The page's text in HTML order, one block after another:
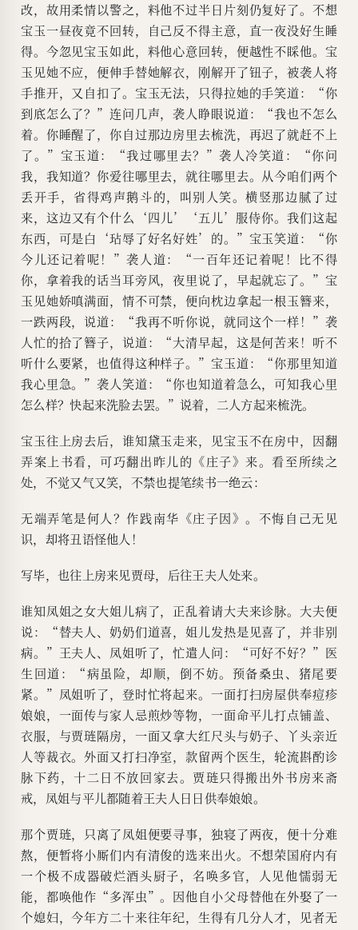
改，故用柔情以警之，料他不过半日片刻仍复好了。不想
宝玉一昼夜竟不回转，自己反不得主意，直一夜没好生睡
得。今忽见宝玉如此，料他心意回转，便越性不睬他。宝
玉见她不应，便伸手替她解衣，刚解开了钮子，被袭人将
手推开，又自扣了。宝玉无法，只得拉她的手笑道：“你
到底怎么了？”连问几声，袭人睁眼说道：“我也不怎么
着。你睡醒了，你自过那边房里去梳洗，再迟了就赶不上
了。”宝玉道：“我过哪里去？”袭人冷笑道：“你问
我，我知道？你爱往哪里去，就往哪里去。从今咱们两个
丢开手，省得鸡声鹅斗的，叫别人笑。横竖那边腻了过
来，这边又有个什么‘四儿’‘五儿’服侍你。我们这起
东西，可是白‘玷辱了好名好姓’的。”宝玉笑道：“你
今儿还记着呢！”袭人道：“一百年还记着呢！比不得
你，拿着我的话当耳旁风，夜里说了，早起就忘了。”宝
玉见她娇嗔满面，情不可禁，便向枕边拿起一根玉簪来，
一跌两段，说道：“我再不听你说，就同这个一样！”袭
人忙的拾了簪子，说道：“大清早起，这是何苦来！听不
听什么要紧，也值得这种样子。”宝玉道：“你那里知道
我心里急。”袭人笑道：“你也知道着急么，可知我心里
怎么样？快起来洗脸去罢。”说着，二人方起来梳洗。
宝玉往上房去后，谁知黛玉走来，见宝玉不在房中，因翻
弄案上书看，可巧翻出昨儿的《庄子》来。看至所续之
处，不觉又气又笑，不禁也提笔续书一绝云：
无端弄笔是何人？作践南华《庄子因》。不悔自己无见
识，却将丑语怪他人！
写毕，也往上房来见贾母，后往王夫人处来。
谁知凤姐之女大姐儿病了，正乱着请大夫来诊脉。大夫便
说：“替夫人、奶奶们道喜，姐儿发热是见喜了，并非别
病。”王夫人、凤姐听了，忙遣人问：“可好不好？”医
生回道：“病虽险，却顺，倒不妨。预备桑虫、猪尾要
紧。”凤姐听了，登时忙将起来。一面打扫房屋供奉痘疹
娘娘，一面传与家人忌煎炒等物，一面命平儿打点铺盖、
衣服，与贾琏隔房，一面又拿大红尺头与奶子、丫头亲近
人等裁衣。外面又打扫净室，款留两个医生，轮流斟酌诊
脉下药，十二日不放回家去。贾琏只得搬出外书房来斋
戒，凤姐与平儿都随着王夫人日日供奉娘娘。
那个贾琏，只离了凤姐便要寻事，独寝了两夜，便十分难
熬，便暂将小厮们内有清俊的选来出火。不想荣国府内有
一个极不成器破烂酒头厨子，名唤多官，人见他懦弱无
能，都唤他作“多浑虫”。因他自小父母替他在外娶了一
个媳妇，今年方二十来往年纪，生得有几分人才，见者无